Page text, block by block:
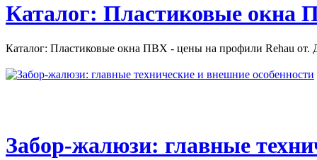
Каталог: Пластиковые окна
Каталог: Пластиковые окна ПВХ - цены на профили Rehau от.
Забор-жалюзи: главные